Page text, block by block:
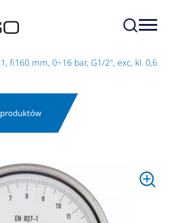
fi160 mm, 0÷16 bar, G1/2", exc, kl. 0,6